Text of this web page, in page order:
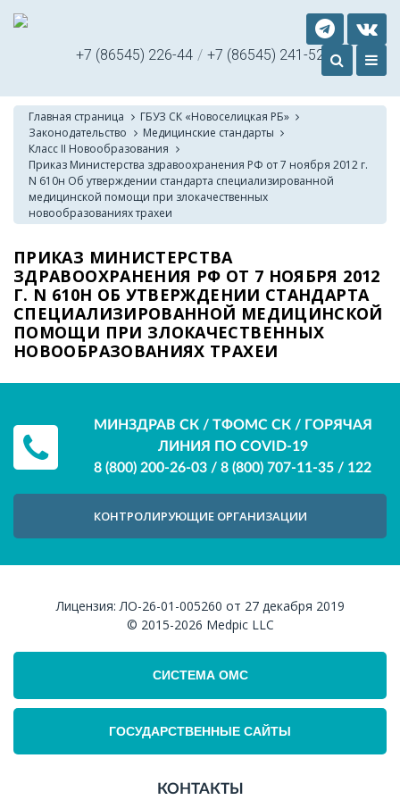
+7 (86545) 226-44 / +7 (86545) 241-52
Главная страница
ГБУЗ СК «Новоселицкая РБ»
Законодательство
Медицинские стандарты
Класс II Новообразования
Приказ Министерства здравоохранения РФ от 7 ноября 2012 г.
N 610н Об утверждении стандарта специализированной
медицинской помощи при злокачественных
новообразованиях трахеи
ПРИКАЗ МИНИСТЕРСТВА
ЗДРАВООХРАНЕНИЯ РФ ОТ 7 НОЯБРЯ 2012
Г. N 610Н ОБ УТВЕРЖДЕНИИ СТАНДАРТА
СПЕЦИАЛИЗИРОВАННОЙ МЕДИЦИНСКОЙ
ПОМОЩИ ПРИ ЗЛОКАЧЕСТВЕННЫХ
НОВООБРАЗОВАНИЯХ ТРАХЕИ
МИНЗДРАВ СК / ТФОМС СК / ГОРЯЧАЯ
ЛИНИЯ ПО COVID-19
8 (800) 200-26-03 / 8 (800) 707-11-35 / 122
КОНТРОЛИРУЮЩИЕ ОРГАНИЗАЦИИ
Лицензия:ЛО-26-01-005260 от 27 декабря 2019
© 2015-2026 Medpic LLC
СИСТЕМА ОМС
ГОСУДАРСТВЕННЫЕ САЙТЫ
КОНТАКТЫ